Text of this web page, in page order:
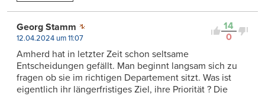
14
0
Georg Stamm
12.04.2024 um 11:07
Amherd hat in letzter Zeit schon seltsame
Entscheidungen gefällt. Man beginnt langsam sich zu
fragen ob sie im richtigen Departement sitzt. Was ist
eigentlich ihr längerfristiges Ziel, ihre Priorität ? Die